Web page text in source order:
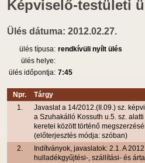
Képviselő-testületi
Ülés dátuma: 2012.02.27.
ülés típusa: rendkívüli nyílt ülés
ülés helye:
ülés időpontja: 7:45
Npr. Tárgy
1.
Javaslat a 14/2012.(II.09.) sz.
a Szuhakálló Kossuth u.5. sz.
keretei között történő
(előterjesztés módja: szóban)
2.
Indítványok, javaslatok: 2.1. A
hulladékgyűjtési-, szállítási- és